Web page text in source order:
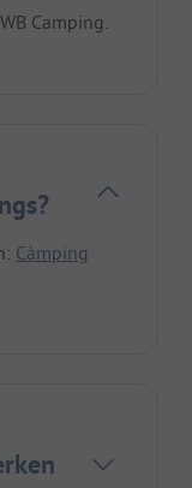
Camping.
Càmping